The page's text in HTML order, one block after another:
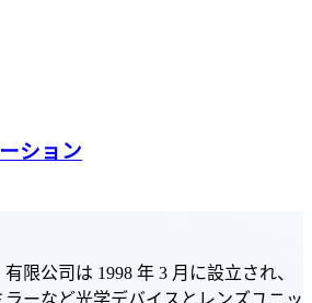
ション
限公司は 1998 年 3 月に設立され、
ーなど光学デバイスとレンズユニッ